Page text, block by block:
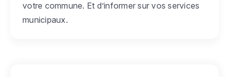
votre commune. Et d’informer sur vos services
municipaux.